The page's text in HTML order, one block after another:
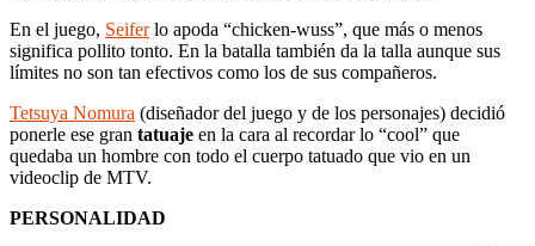
En el juego, Seiferlo apoda “chicken-wuss”, que más o menos
significa pollito tonto. En la batalla también da la talla aunque sus
límites no son tan efectivos como los de sus compañeros.
Tetsuya Nomura (diseñador del juego y de los personajes) decidió
ponerle ese gran tatuaje en la cara al recordar lo “cool” que
quedaba un hombre con todo el cuerpo tatuado que vio en un
videoclip de MTV.
PERSONALIDAD